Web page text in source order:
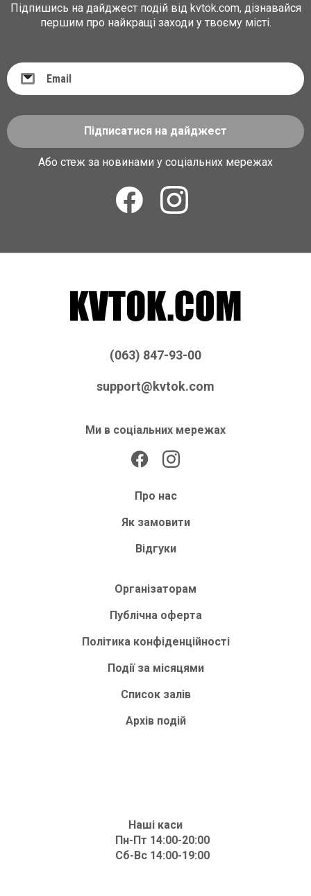
Підпишись на дайджест подій від kvtok.com, дізнавайся
першим про найкращі заходи у твоєму місті.
Підписатися на дайджест
Або стеж за новинами у соціальних мережах
(063) 847-93-00
support@kvtok.com
Ми в соціальних мережах
Про нас
Як замовити
Відгуки
Організаторам
Публічна оферта
Політика конфіденційності
Події за місяцями
Список залів
Архів подій
Наші каси
Пн-Пт 14:00-20:00
Сб-Вс 14:00-19:00